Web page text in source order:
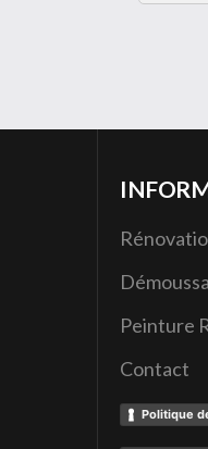
Peinture
Contact
Politique